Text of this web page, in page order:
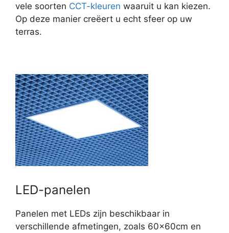
vele soorten CCT-kleuren waaruit u kan kiezen.
Op deze manier creëert u echt sfeer op uw
terras.
LED-panelen
Panelen met LEDs zijn beschikbaar in
verschillende afmetingen, zoals 60x60cm en